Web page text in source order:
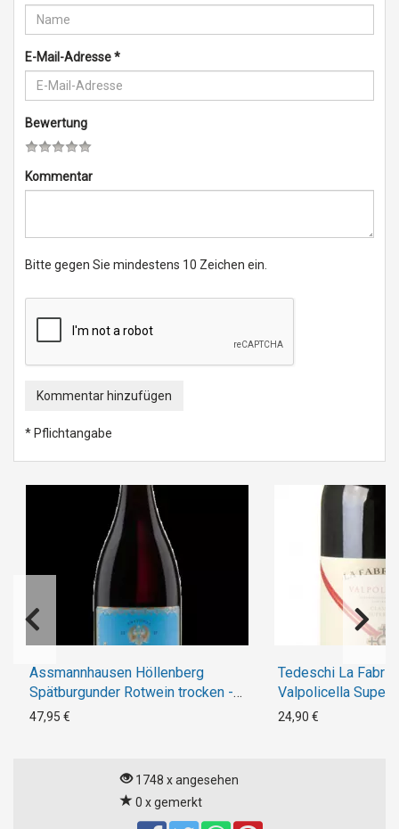
E-Mail-Adresse*
Bewertung
Kommentar
Bitte gegen Sie mindestens 10 Zeichen ein.
Kommentar hinzufügen
* Pflichtangabe
Assmannhausen Höllenberg
Spätburgunder Rotwein trocken -
Großes Gewächs
47,95 €
Tedeschi La
Valpolicella
24,90 €
1748 x angesehen
0 x gemerkt